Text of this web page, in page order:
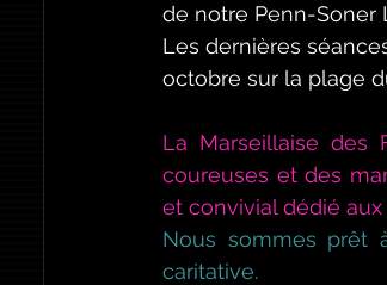
de notre Penn-Soner
Les dernières
octobre sur la plage
La Marseillaise des
coureuses et des
et convivial dédié
Nous sommes prêt
caritative.